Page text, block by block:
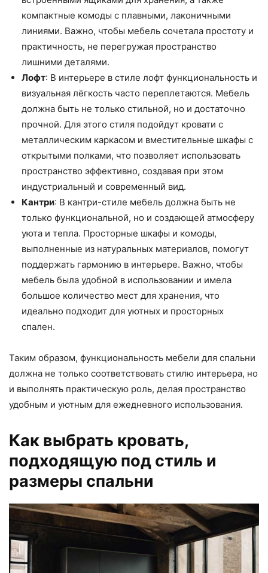
компактные комоды с плавными, лаконичными
линиями. Важно, чтобы мебель сочетала простоту и
практичность, не перегружая пространство
лишними деталями.
Лофт: В интерьере в стиле лофт функциональность и
визуальная лёгкость часто переплетаются. Мебель
должна быть не только стильной, но и достаточно
прочной. Для этого стиля подойдут кровати с
металлическим каркасом и вместительные шкафы с
открытыми полками, что позволяет использовать
пространство эффективно, создавая при этом
индустриальный и современный вид.
Кантри: В кантри-стиле мебель должна быть не
только функциональной, но и создающей атмосферу
уюта и тепла. Просторные шкафы и комоды,
выполненные из натуральных материалов, помогут
поддержать гармонию в интерьере. Важно, чтобы
мебель была удобной в использовании и имела
большое количество мест для хранения, что
идеально подходит для уютных и просторных
спален.
Таким образом, функциональность мебели для спальни
должна не только соответствовать стилю интерьера, но
и выполнять практическую роль, делая пространство
удобным и уютным для ежедневного использования.
Как выбрать кровать,
подходящую под стиль и
размеры спальни